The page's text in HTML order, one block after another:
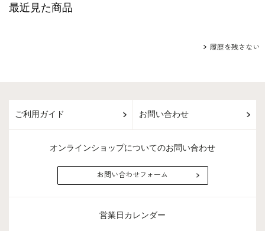
最近見た商品
履歴を残さない
ご利用ガイド お問い合わせ
オンラインショップについてのお問い合わせ
お問い合わせフォーム
営業日カレンダー